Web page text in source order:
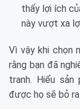
thấy lợi ích
này vượt xa
Vì vậy khi chọn
rằng bạn đã
tranh. Hiểu
được họ sẽ bỏ